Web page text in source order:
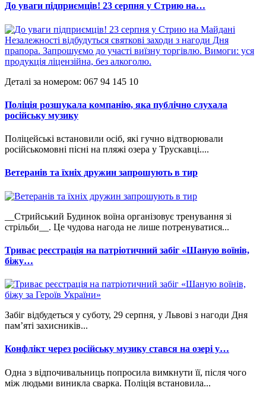
До уваги підприємців! 23 серпня у Стрию на…
Деталі за номером: 067 94 145 10
Поліція розшукала компанію, яка публічно слухала
російську музику
Поліцейські встановили осіб, які гучно відтворювали
російськомовні пісні на пляжі озера у Трускавці....
Ветеранів та їхніх дружин запрошують в тир
__Стрийський Будинок воїна організовує тренування зі
стрільби__. Це чудова нагода не лише потренуватися...
Триває реєстрація на патріотичний забіг «Шаную воїнів,
біжу…
Забіг відбудеться у суботу, 29 серпня, у Львові з нагоди Дня
пам’яті захисників...
Конфлікт через російську музику стався на озері у…
Одна з відпочивальниць попросила вимкнути її, після чого
між людьми виникла сварка. Поліція встановила...